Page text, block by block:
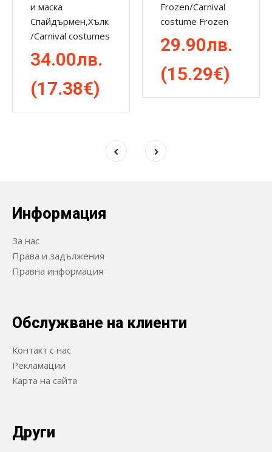
и маска
Спайдърмен,Хълк
/Carnival costumes
34.00лв.
(17.38€)
Frozen/Carnival
costume Frozen
29.90лв.
(15.29€)
Информация
За нас
Права и задължения
Правна информация
Обслужване на клиенти
Контакт с нас
Рекламации
Карта на сайта
Други